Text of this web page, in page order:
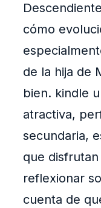
cómo
de la hija de
bien. kindle
atractiva,
secundaria,
que
reflexionar
cuenta de